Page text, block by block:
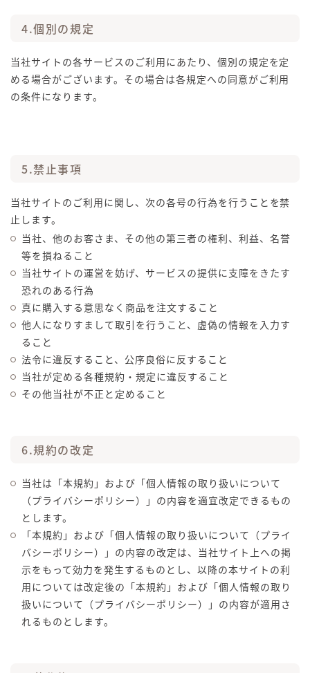
4.個別の規定
当社サイトの各サービスのご利用にあたり、個別の規定を定
める場合がございます。その場合は各規定への同意がご利用
の条件になります。
5.禁止事項
当社サイトのご利用に関し、次の各号の行為を行うことを禁
止します。
当社、他のお客さま、その他の第三者の権利、利益、名誉
等を損ねること
当社サイトの運営を妨げ、サービスの提供に支障をきたす
恐れのある行為
真に購入する意思なく商品を注文すること
他人になりすまして取引を行うこと、虚偽の情報を入力す
ること
法令に違反すること、公序良俗に反すること
当社が定める各種規約・規定に違反すること
その他当社が不正と定めること
6.規約の改定
当社は「本規約」および「個人情報の取り扱いについて
（プライバシーポリシー）」の内容を適宜改定できるもの
とします。
「本規約」および「個人情報の取り扱いについて（プライ
バシーポリシー）」の内容の改定は、当社サイト上への掲
示をもって効力を発生するものとし、以降の本サイトの利
用については改定後の「本規約」および「個人情報の取り
扱いについて（プライバシーポリシー）」の内容が適用さ
れるものとします。